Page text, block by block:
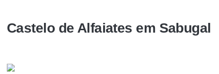
Castelo de Alfaiates em Sabugal